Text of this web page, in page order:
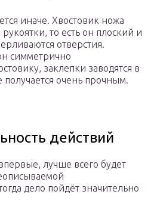
иначе. Хвостовик ножа
то есть он плоский и
отверстия.
симметрично
заклепки заводятся в
очень прочным.
действий
лучше всего будет
дело пойдёт значительно